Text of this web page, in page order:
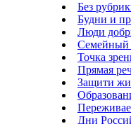
Без
Будни и
Люди
Семейный
Точка
Прямая
Защити
Дни